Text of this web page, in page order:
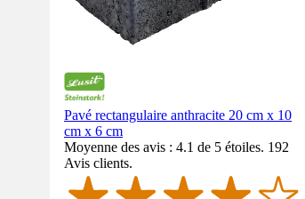
Pavé rectangulaire anthracite 20 cm x 10
cm x 6 cm
Moyenne des avis : 4.1 de 5 étoiles. 192
Avis clients.